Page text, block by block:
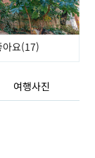
아요(17)
여행사진